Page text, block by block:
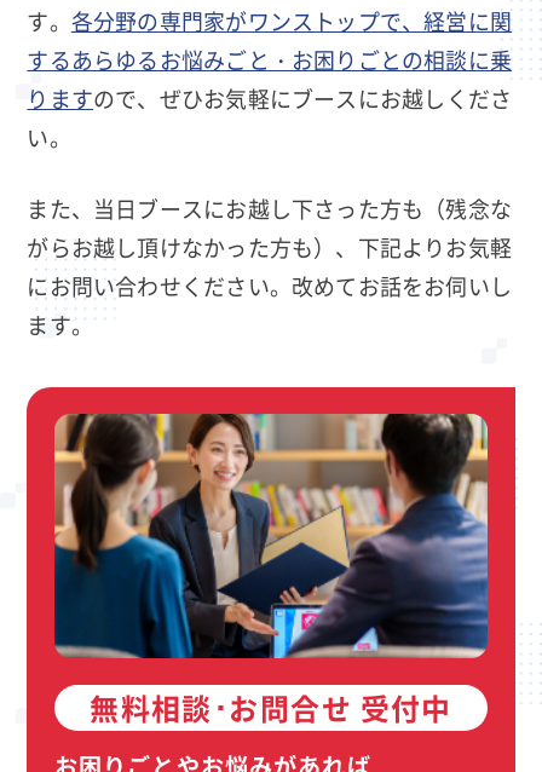
す。 各分野の専門家がワンストップで、経営に関
するあらゆるお悩みごと・お困りごとの相談に乗
りますので、ぜひお気軽にブースにお越しくださ
い。
また、当日ブースにお越し下さった方も（残念な
がらお越し頂けなかった方も）、下記よりお気軽
にお問い合わせください。改めてお話をお伺いし
ます。
無料相談･お問合せ 受付中